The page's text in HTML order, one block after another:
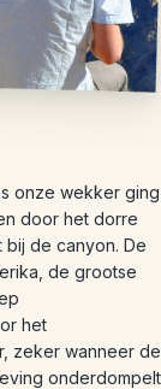
onze wekker ging
door het dorre
bij de canyon. De
de grootse
het
zeker wanneer de
onderdompelt